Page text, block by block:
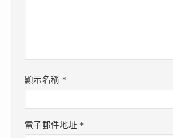
顯示名稱 *
電子郵件地址 *